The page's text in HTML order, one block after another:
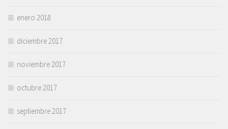
enero 2018
diciembre 2017
noviembre 2017
octubre 2017
septiembre 2017